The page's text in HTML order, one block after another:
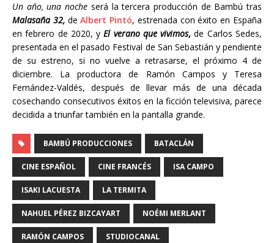
Un año, una noche será la tercera producción de Bambú tras
Malasaña 32, deAlbert Pintó, estrenada con éxito en España
en febrero de 2020, yEl verano que vivimos, de Carlos Sedes,
presentada en el pasado Festival de San Sebastián y pendiente
de su estreno, si no vuelve a retrasarse, el próximo 4 de
diciembre. La productora de Ramón Campos y Teresa
Fernández-Valdés, después de llevar más de una década
cosechando consecutivos éxitos en la ficción televisiva, parece
decidida a triunfar también en la pantalla grande.
BAMBÚ PRODUCCIONES BATACLÁN
CINE ESPAÑOL CINE FRANCÉS ISA CAMPO
ISAKI LACUESTA LA TERMITA
NAHUEL PÉREZ BIZCAYART NOÉMI MERLANT
RAMÓN CAMPOS STUDIOCANAL